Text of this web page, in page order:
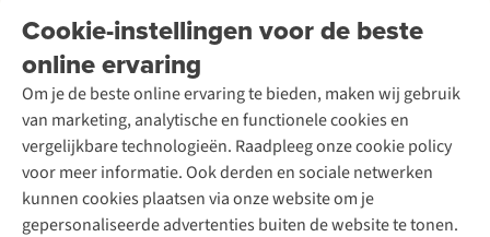
Cookie-instellingen voor de beste
online ervaring
Om je de beste online ervaring te bieden, maken wij gebruik
van marketing, analytische en functionele cookies en
vergelijkbare technologieën. Raadpleeg onze cookie policy
voor meer informatie. Ook derden en sociale netwerken
kunnen cookies plaatsen via onze website om je
gepersonaliseerde advertenties buiten de website te tonen.
Garantie
Contact
Onze winkels
Over A.S.Adventure
Toegankelijkheidsverklaring
Ski-onderhoud
Wasservice
Schoenonderhoud
Schoenherstelling
Kledingherstelling
Retouches
Voor bedrijven
A.S.Magazine
Podcast
Explore Academy
Explore Camp
Gear Check
Inspiratie & advies
Meld je aan voor de nieuwsbrief
Follow us